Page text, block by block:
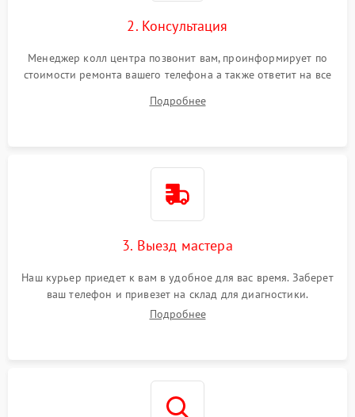
2. Консультация
Менеджер колл центра позвонит вам, проинформирует по
стоимости ремонта вашего телефона а также ответит на все
Подробнее
3. Выезд мастера
Наш курьер приедет к вам в удобное для вас время. Заберет
ваш телефон и привезет на склад для диагностики.
Подробнее